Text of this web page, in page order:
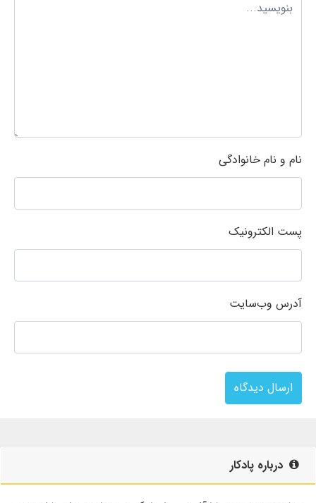
نام و نام خانوادگی
پست الکترونیک
آدرس وب‌سایت
ارسال دیدگاه
درباره پادکار